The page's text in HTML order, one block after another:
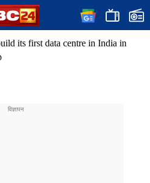
its first data centre in India in